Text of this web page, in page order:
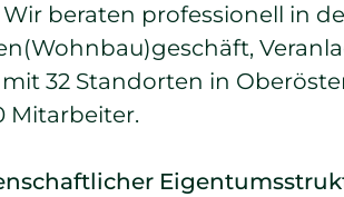
beraten professionell in
32 Standorten in
Mitarbeiter.